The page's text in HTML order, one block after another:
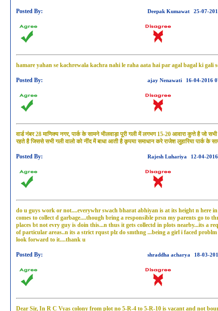
Posted By: Deepak Kumawat 25-07-
hamare yahan se kachrewala kachra nahi le raha aata hai par agal bagal ki
Posted By: ajay Nenawati 16-04-2016
वार्ड नंबर 28 माणिक्य नगर, पार्क के सामने भीलवाड़ा पूरी गली में लगभग 15-20 आवारा कुत्ते है जो
रहते है जिससे सभी गली वालो को नींद में बाधा आती है कृपया समाधान करे राजेश लुहारिया पार्क के
Posted By: Rajesh Luhariya 12-04-
do u guys work or not....everywhr swach bharat abhiyan is at its height n here
comes to collect d garbage....though bring a responsible prsn my parents go to
places bt not evry guy is doin this...n thus it gets collectd in plots nearby...its a
of particular areas..n its a strict rqust plz do smthng ...being a girl i faced
look forward to it....thank u
Posted By: shraddha acharya 18-03-
Dear Sir, In R C Vyas colony from plot no 5-R-4 to 5-R-10 is vacant and not